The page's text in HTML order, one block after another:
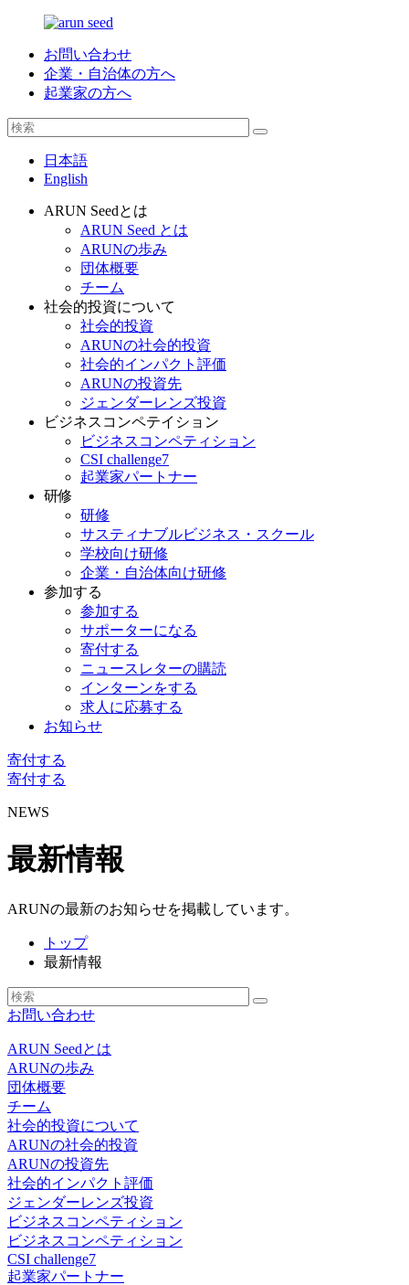
お問い合わせ
企業・自治体の方へ
起業家の方へ
日本語
English
ARUN Seedとは
ARUN Seed とは
ARUNの歩み
団体概要
チーム
社会的投資について
社会的投資
ARUNの社会的投資
社会的インパクト評価
ARUNの投資先
ジェンダーレンズ投資
ビジネスコンペテイション
ビジネスコンペティション
CSI challenge7
起業家パートナー
研修
研修
サスティナブルビジネス・スクール
学校向け研修
企業・自治体向け研修
参加する
参加する
サポーターになる
寄付する
ニュースレターの購読
インターンをする
求人に応募する
お知らせ
寄付する
寄付する
NEWS
最新情報
ARUNの最新のお知らせを掲載しています。
トップ
最新情報
お問い合わせ
ARUN Seedとは
ARUNの歩み
団体概要
チーム
社会的投資について
ARUNの社会的投資
ARUNの投資先
社会的インパクト評価
ジェンダーレンズ投資
ビジネスコンペティション
ビジネスコンペティション
CSI challenge7
起業家パートナー